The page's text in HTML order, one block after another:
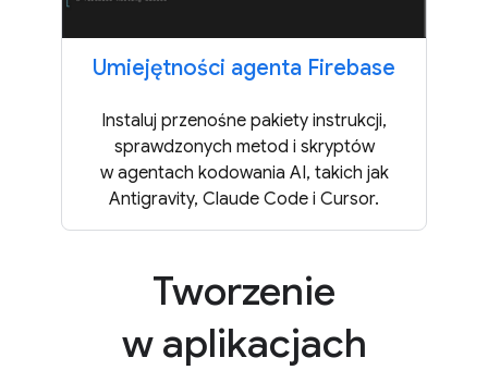
Umiejętności agenta Firebase
Instaluj przenośne pakiety instrukcji,
sprawdzonych metod i skryptów
w agentach kodowania AI, takich jak
Antigravity, Claude Code i Cursor.
Tworzenie
w aplikacjach